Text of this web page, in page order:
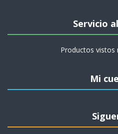
Servicio
Productos vistos
Mi